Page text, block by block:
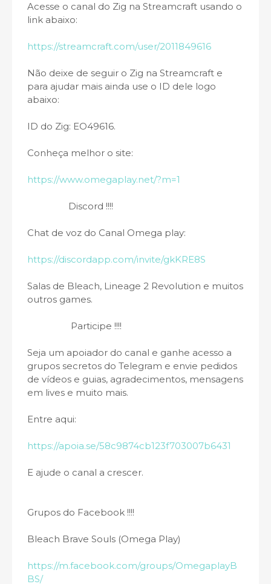
Acesse o canal do Zig na Streamcraft usando o
link abaixo:
https://streamcraft.com/user/2011849616
Não deixe de seguir o Zig na Streamcraft e
para ajudar mais ainda use o ID dele logo
abaixo:
ID do Zig: EO49616.
Conheça melhor o site:
https://www.omegaplay.net/?m=1
Discord !!!!
Chat de voz do Canal Omega play:
https://discordapp.com/invite/gkKRE8S
Salas de Bleach, Lineage 2 Revolution e muitos
outros games.
Participe !!!!
Seja um apoiador do canal e ganhe acesso a
grupos secretos do Telegram e envie pedidos
de vídeos e guias, agradecimentos, mensagens
em lives e muito mais.
Entre aqui:
https://apoia.se/58c9874cb123f703007b6431
E ajude o canal a crescer.
Grupos do Facebook !!!!
Bleach Brave Souls (Omega Play)
https://m.facebook.com/groups/OmegaplayB
BS/